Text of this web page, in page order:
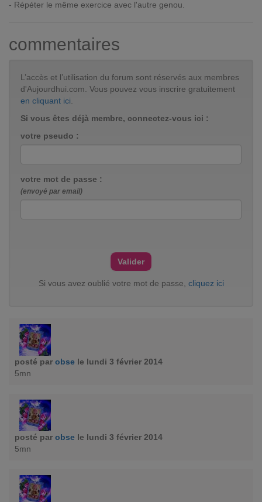
- Répéter le même exercice avec l'autre genou.
commentaires
L’accès et l’utilisation du forum sont réservés aux membres
d'Aujourdhui.com. Vous pouvez vous inscrire gratuitement
en cliquant ici
Si vous êtes déjà membre, connectez-vous ici :
votre pseudo :
votre mot de passe :
(envoyé par email)
Si vous avez oublié votre mot de passe, cliquez ici
posté par obse le lundi 3 février 2014
5mn
posté par obse le lundi 3 février 2014
5mn